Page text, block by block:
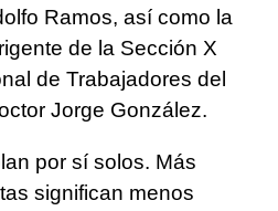
Ramos, así como la
de la Sección X
de Trabajadores del
Jorge González.
por sí solos. Más
significan menos